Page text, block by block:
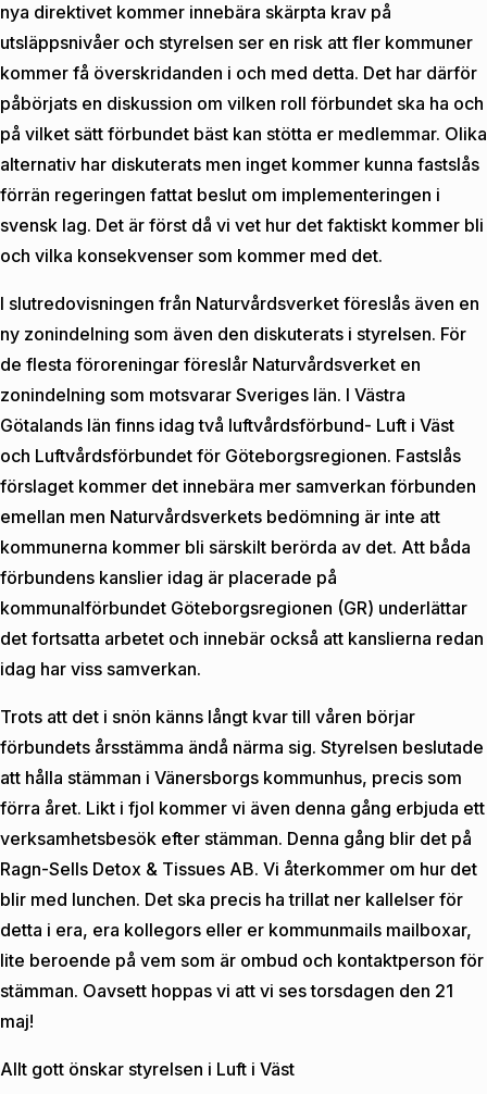
nya direktivet kommer innebära skärpta krav på
utsläppsnivåer och styrelsen ser en risk att fler kommuner
kommer få överskridanden i och med detta. Det har därför
påbörjats en diskussion om vilken roll förbundet ska ha och
på vilket sätt förbundet bäst kan stötta er medlemmar. Olika
alternativ har diskuterats men inget kommer kunna fastslås
förrän regeringen fattat beslut om implementeringen i
svensk lag. Det är först då vi vet hur det faktiskt kommer bli
och vilka konsekvenser som kommer med det.
I slutredovisningen från Naturvårdsverket föreslås även en
ny zonindelning som även den diskuterats i styrelsen. För
de flesta föroreningar föreslår Naturvårdsverket en
zonindelning som motsvarar Sveriges län. I Västra
Götalands län finns idag två luftvårdsförbund- Luft i Väst
och Luftvårdsförbundet för Göteborgsregionen. Fastslås
förslaget kommer det innebära mer samverkan förbunden
emellan men Naturvårdsverkets bedömning är inte att
kommunerna kommer bli särskilt berörda av det. Att båda
förbundens kanslier idag är placerade på
kommunalförbundet Göteborgsregionen (GR) underlättar
det fortsatta arbetet och innebär också att kanslierna redan
idag har viss samverkan.
Trots att det i snön känns långt kvar till våren börjar
förbundets årsstämma ändå närma sig. Styrelsen beslutade
att hålla stämman i Vänersborgs kommunhus, precis som
förra året. Likt i fjol kommer vi även denna gång erbjuda ett
verksamhetsbesök efter stämman. Denna gång blir det på
Ragn-Sells Detox & Tissues AB. Vi återkommer om hur det
blir med lunchen. Det ska precis ha trillat ner kallelser för
detta i era, era kollegors eller er kommunmails mailboxar,
lite beroende på vem som är ombud och kontaktperson för
stämman. Oavsett hoppas vi att vi ses torsdagen den 21
maj!
Allt gott önskar styrelsen i Luft i Väst